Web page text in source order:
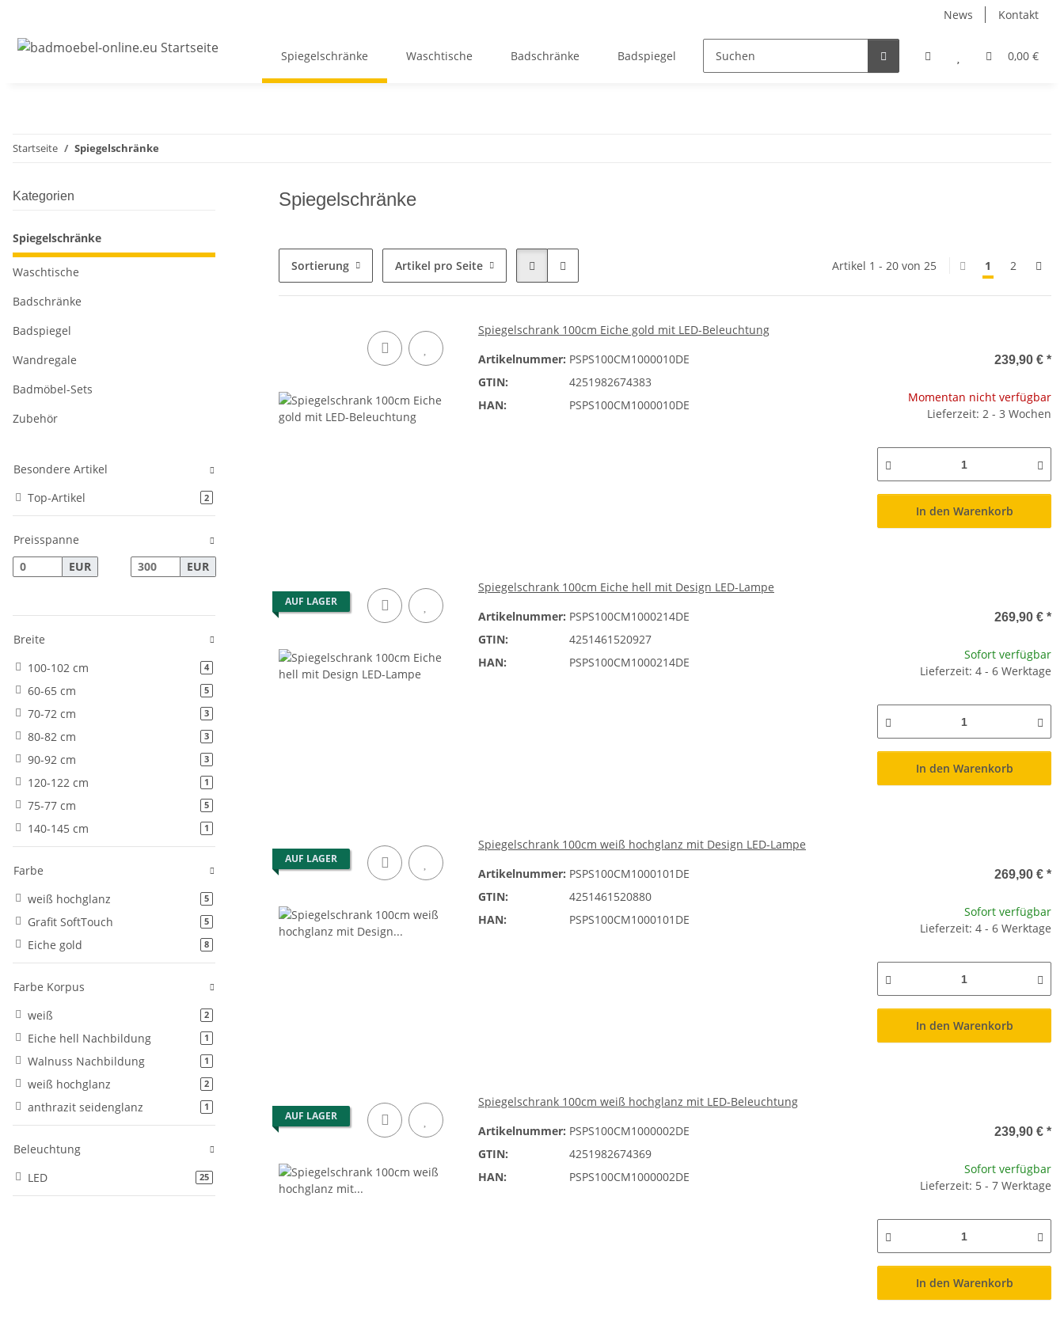
News Kontakt
0,00 €
Spiegelschränke Waschtische Badschränke Badspiegel Wandregale Badmöbel-Sets
Startseite Spiegelschränke
Spiegelschränke
Sortierung Artikel pro Seite Artikel 1 - 20 von 25 1 2
Spiegelschrank 100cm Eiche gold mit LED-Beleuchtung
Artikelnummer: PSPS100CM1000010DE
GTIN:
4251982674383
HAN:
PSPS100CM1000010DE
239,90 € *
Momentan nicht verfügbar
Lieferzeit: 2 - 3 Wochen
In den Warenkorb
AUF LAGER
Spiegelschrank 100cm Eiche hell mit Design LED-Lampe
Artikelnummer: PSPS100CM1000214DE
GTIN:
4251461520927
HAN:
PSPS100CM1000214DE
269,90 € *
Sofort verfügbar
Lieferzeit: 4 - 6 Werktage
In den Warenkorb
AUF LAGER
Spiegelschrank 100cm weiß hochglanz mit Design LED-Lampe
Artikelnummer: PSPS100CM1000101DE
GTIN:
4251461520880
HAN:
PSPS100CM1000101DE
269,90 € *
Sofort verfügbar
Lieferzeit: 4 - 6 Werktage
In den Warenkorb
AUF LAGER
Spiegelschrank 100cm weiß hochglanz mit LED-Beleuchtung
Artikelnummer: PSPS100CM1000002DE
GTIN:
4251982674369
HAN:
PSPS100CM1000002DE
239,90 € *
Sofort verfügbar
Lieferzeit: 5 - 7 Werktage
In den Warenkorb
Kategorien
Spiegelschränke
Waschtische
Badschränke
Badspiegel
Wandregale
Badmöbel-Sets
Zubehör
Besondere Artikel
Top-Artikel
2Artikel gefunden
Preisspanne
EUR
EUR
Breite
100-102 cm
4Artikel gefunden
60-65 cm 5Artikel gefunden
70-72 cm 3Artikel gefunden
80-82 cm 3Artikel gefunden
90-92 cm 3Artikel gefunden
120-122 cm 1Artikel gefunden
75-77 cm 5Artikel gefunden
140-145 cm 1Artikel gefunden
Farbe
weiß hochglanz
5Artikel gefunden
Grafit SoftTouch 5Artikel gefunden
Eiche gold 8Artikel gefunden
Farbe Korpus
weiß
2Artikel gefunden
Eiche hell Nachbildung 1Artikel gefunden
Walnuss Nachbildung 1Artikel gefunden
weiß hochglanz 2Artikel gefunden
anthrazit seidenglanz 1Artikel gefunden
Beleuchtung
LED
25Artikel gefunden